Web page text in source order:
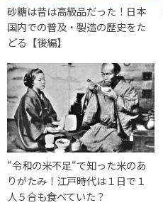
砂糖は昔は高級品だった！日本
国内での普及・製造の歴史をた
どる【後編】
“令和の米不足“で知った米のあ
りがたみ！江戸時代は１日で１
人５合も食べていた？